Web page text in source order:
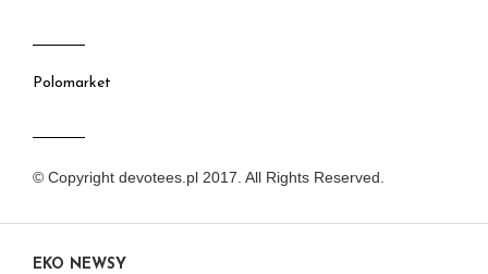
Polomarket
© Copyright devotees.pl 2017. All Rights Reserved.
EKO NEWSY